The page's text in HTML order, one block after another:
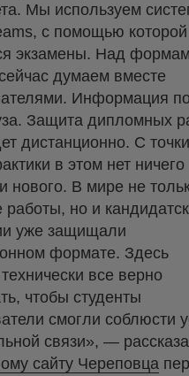
Мы используем
с помощью которой
экзамены. Над
думаем вместе
Информация
Защита дипломных
дистанционно. С
в этом нет ничего
нового. В мире не
но и
уже защищали
формате. Здесь
все верно
чтобы студенты
смогли соблюсти
связи», —
сайту Череповца